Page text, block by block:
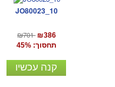
JO80023_10
₪701 ₪386
תחסוך: 45%
קנה עכשיו